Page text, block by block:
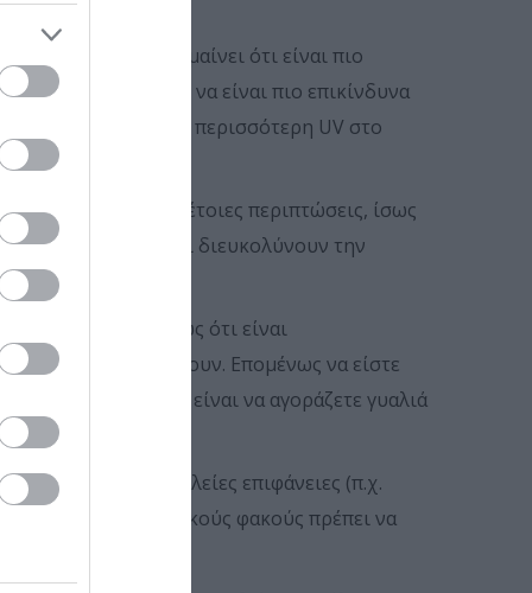
γυαλιά δεν σημαίνει ότι είναι πιο
της UV μπορεί να είναι πιο επικίνδυνα
συνέπεια να φθάνει περισσότερη UV στο
το γκολφ. Σε τέτοιες περιπτώσεις, ίσως
(κοντράστ) και διευκολύνουν την
απαραιτήτως ότι είναι
όχι πόσο κοστίζουν. Επομένως να είστε
καλύτερη επιλογή είναι να αγοράζετε γυαλιά
στις λείες επιφάνειες (π.χ.
ηλίου με πολωτικούς φακούς πρέπει να